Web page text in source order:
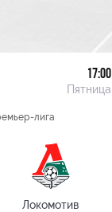
17:00
Пятница
лига
Локомотив